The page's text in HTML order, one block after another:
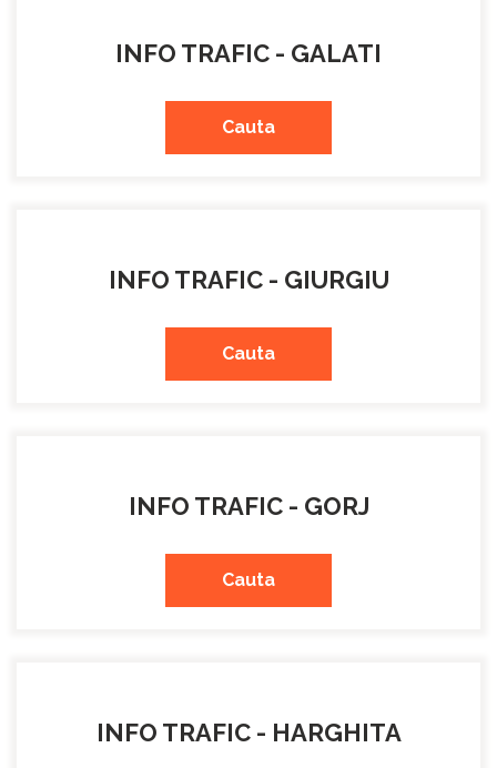
INFO TRAFIC - GALATI
Cauta
INFO TRAFIC - GIURGIU
Cauta
INFO TRAFIC - GORJ
Cauta
INFO TRAFIC - HARGHITA